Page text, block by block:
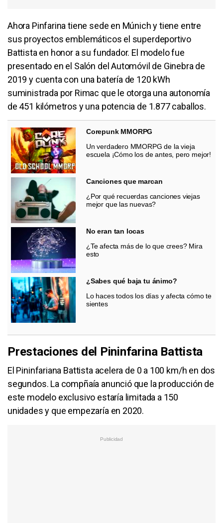
Ahora Pinfarina tiene sede en Múnich y tiene entre
sus proyectos emblemáticos el superdeportivo
Battista en honor a su fundador. El modelo fue
presentado en el Salón del Automóvil de Ginebra de
2019 y cuenta con una batería de 120 kWh
suministrada por Rimac que le otorga una autonomía
de 451 kilómetros y una potencia de 1.877 caballos.
Corepunk MMORPG
Un verdadero MMORPG de la vieja
escuela ¡Cómo los de antes, pero mejor!
Canciones que marcan
¿Por qué recuerdas canciones viejas
mejor que las nuevas?
No eran tan locas
¿Te afecta más de lo que crees? Mira
esto
¿Sabes qué baja tu ánimo?
Lo haces todos los días y afecta cómo te
sientes
Prestaciones del Pininfarina Battista
El Pininfariana Battista acelera de 0 a 100 km/h en dos
segundos. La compñaía anunció que la producción de
este modelo exclusivo estaría limitada a 150
unidades y que empezaría en 2020.